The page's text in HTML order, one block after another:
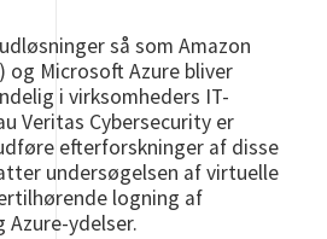
så som Amazon
og Microsoft Azure bliver
i virksomheders IT-
Veritas Cybersecurity er
efterforskninger af disse
undersøgelsen af virtuelle
logning af
Azure-ydelser.